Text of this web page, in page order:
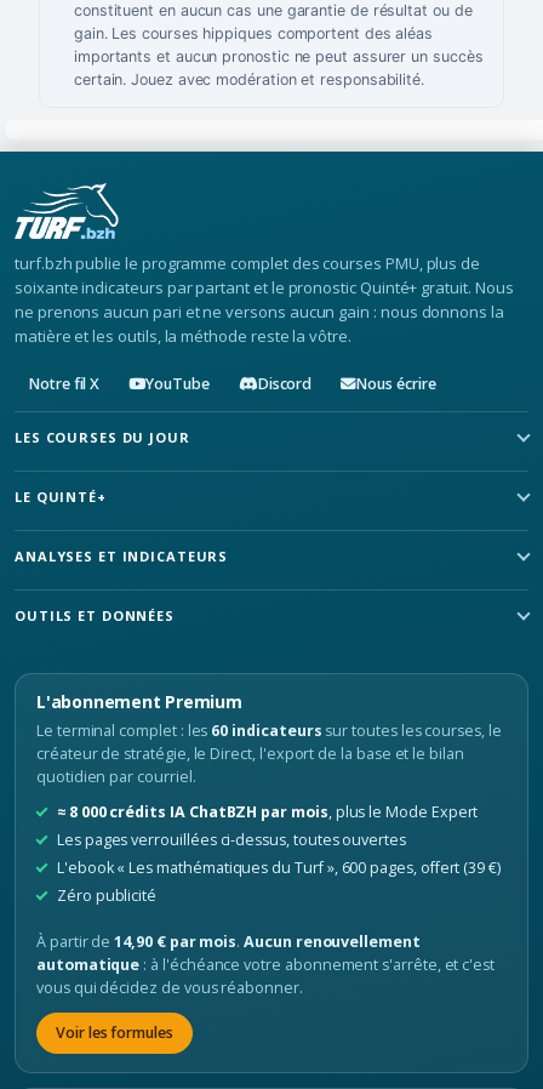
constituent en aucun cas une garantie de résultat ou de
gain. Les courses hippiques comportent des aléas
importants et aucun pronostic ne peut assurer un succès
certain. Jouez avec modération et responsabilité.
turf.bzh publie le programme complet des courses PMU, plus de
soixante indicateurs par partant et le pronostic Quinté+ gratuit. Nous
ne prenons aucun pari et ne versons aucun gain : nous donnons la
matière et les outils, la méthode reste la vôtre.
Notre fil X YouTube Discord Nous écrire
LES COURSES DU JOUR
LE QUINTÉ+
ANALYSES ET INDICATEURS
OUTILS ET DONNÉES
L'abonnement Premium
Le terminal complet : les 60 indicateurs sur toutes les courses, le
créateur de stratégie, le Direct, l'export de la base et le bilan
quotidien par courriel.
≈ 8 000 crédits IA ChatBZH par mois, plus le Mode Expert
Les pages verrouillées ci-dessus, toutes ouvertes
L'ebook « Les mathématiques du Turf », 600 pages, offert (39 €)
Zéro publicité
À partir de14,90 € par mois.Aucun renouvellement
automatique : à l'échéance votre abonnement s'arrête, et c'est
vous qui décidez de vous réabonner.
Voir les formules